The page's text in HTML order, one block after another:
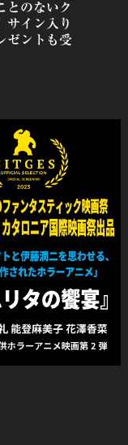
とのないク
サイン入り
ゼントも受